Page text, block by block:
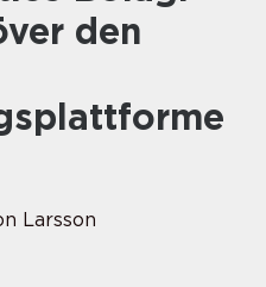
den
Larsson